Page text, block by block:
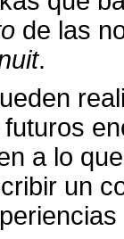
de las
.
a lo
un